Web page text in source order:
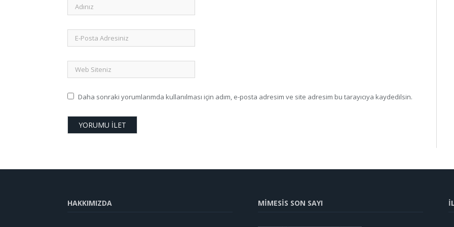
Daha sonraki yorumlarımda kullanılması için adım, e-posta adresim ve site adresim bu tarayıcıya kaydedilsin.
HAKKIMIZDA MİMESİS SON SAYI